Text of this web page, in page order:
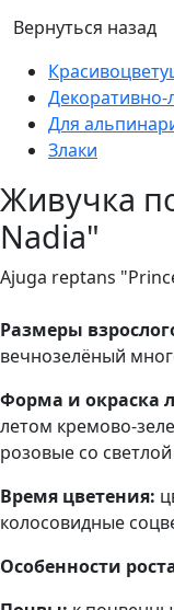
Вернуться назад
Декоративно-
Для
Злаки
Живучка
Nadia"
Ajuga reptans
Размеры
вечнозелёный
Форма и окраска
летом кремово-
розовые со
Время цветения:
колосовидные
Особенности